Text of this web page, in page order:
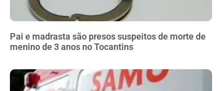
Pai e madrasta são presos suspeitos de morte de
menino de 3 anos no Tocantins